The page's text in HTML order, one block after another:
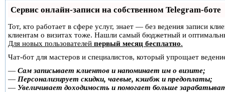
Сервис онлайн-записи на собственном Telegram-боте
Тот, кто работает в сфере услуг, знает — без ведения записи
клиентам о визитах тоже. Нашли самый бюджетный и
Для новых пользователей первый месяц бесплатно.
Чат-бот для мастеров и специалистов, который упрощает
— Сам записывает клиентов и напоминает им о визите;
— Персонализирует скидки, чаевые, кэшбэк и предоплаты;
— Увеличивает доходимость и помогает больше